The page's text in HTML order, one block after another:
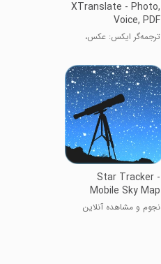
XTranslate - Photo,
Voice, PDF
ترجمه‌گر ایکس: عکس،
Star Tracker -
Mobile Sky Map
نجوم و مشاهده آنلاین